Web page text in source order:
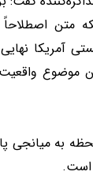
متن
آمریکا
موضوع
به میانجی
است.